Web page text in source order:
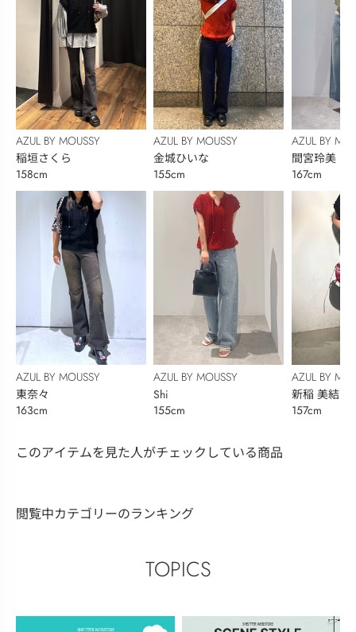
AZUL BY MOUSSY
稲垣さくら
158cm
AZUL BY MOUSSY
東奈々
163cm
AZUL BY MOUSSY
金城ひいな
155cm
AZUL BY MOUSSY
Shi
155cm
AZUL BY
間宮玲美
167cm
AZUL BY
新稲 美結
157cm
このアイテムを見た人がチェックしている商品
閲覧中カテゴリーのランキング
TOPICS